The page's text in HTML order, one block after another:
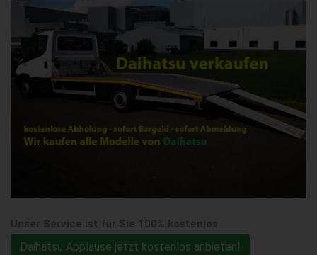
Daihatsu Applause jetzt kostenlos anbieten!